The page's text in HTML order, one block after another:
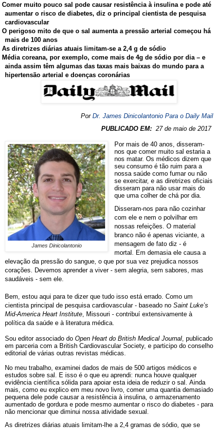
Comer muito pouco sal pode causar resistência à insulina e pode até
aumentar o risco de diabetes, diz o principal cientista de pesquisa
cardiovascular
O perigoso mito de que o sal aumenta a pressão arterial começou há
mais de 100 anos
As diretrizes diárias atuais limitam-se a 2,4 g de sódio
Média coreana, por exemplo, come mais de 4g de sódio por dia – e
ainda assim têm algumas das taxas mais baixas do mundo para a
hipertensão arterial e doenças coronárias
Por Dr. James Dinicolantonio Para o Daily Mail
PUBLICADO EM: 27 de maio de 2017
James Dinicolantonio
Por mais de 40 anos, disseram-
nos que comer muito sal estaria a
nos matar. Os médicos dizem que
seu consumo é tão ruim para a
nossa saúde como fumar ou não
se exercitar, e as diretrizes oficiais
disseram para não usar mais do
que uma colher de chá por dia.
Disseram-nos para não cozinhar
com ele e nem o polvilhar em
nossas refeições. O material
branco não é apenas viciante, a
mensagem de fato diz - é
mortal. Em demasia ele causa a
elevação da pressão do sangue, o que por sua vez prejudica nossos
corações. Devemos aprender a viver - sem alegria, sem sabores, mas
saudáveis ​​- sem ele.
Bem, estou aqui para te dizer que tudo isso está errado. Como um
cientista principal de pesquisa cardiovascular - baseado no Saint Luke’s
Mid-America Heart Institute, Missouri - contribuí extensivamente à
política da saúde e à literatura médica.
Sou editor associado do Open Heart do British Medical Journal, publicado
em parceria com a British Cardiovascular Society, e participo do conselho
editorial de várias outras revistas médicas.
No meu trabalho, examinei dados de mais de 500 artigos médicos e
estudos sobre sal. E isso é o que eu aprendi: nunca houve qualquer
evidência científica sólida para apoiar esta ideia de reduzir o sal. Ainda
mais, como eu explico em meu novo livro, comer uma quantia demasiado
pequena dele pode causar a resistência à insulina, o armazenamento
aumentado de gordura e pode mesmo aumentar o risco do diabetes - para
não mencionar que diminui nossa atividade sexual.
As diretrizes diárias atuais limitam-lhe a 2,4 gramas de sódio, que se